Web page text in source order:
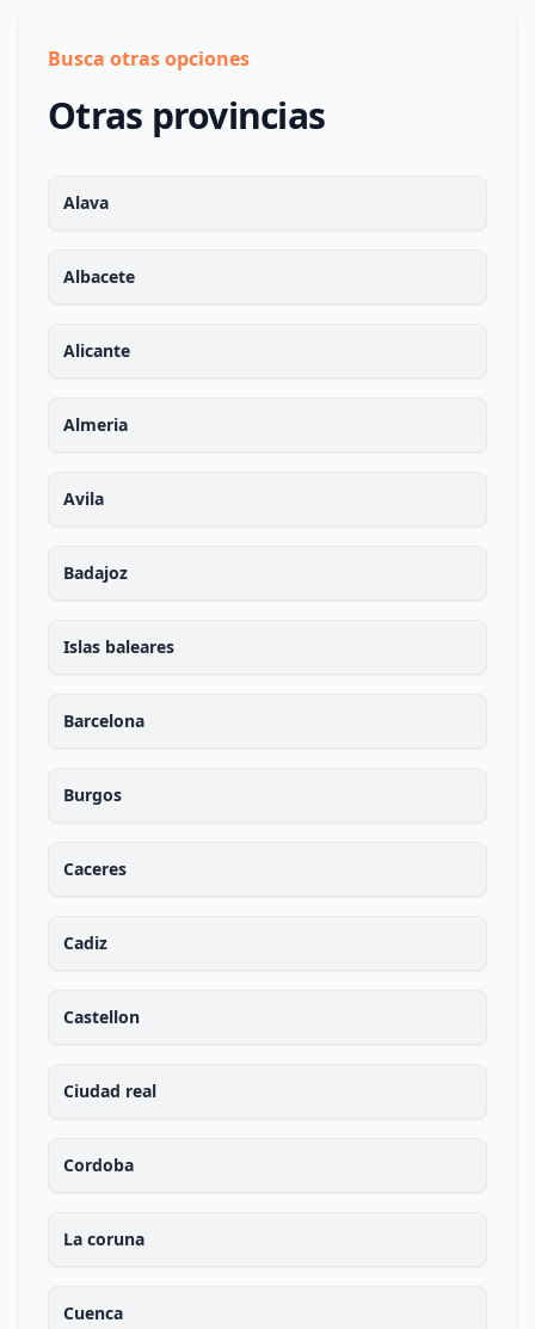
Busca otras opciones
Otras provincias
Alava
Albacete
Alicante
Almeria
Avila
Badajoz
Islas baleares
Barcelona
Burgos
Caceres
Cadiz
Castellon
Ciudad real
Cordoba
La coruna
Cuenca